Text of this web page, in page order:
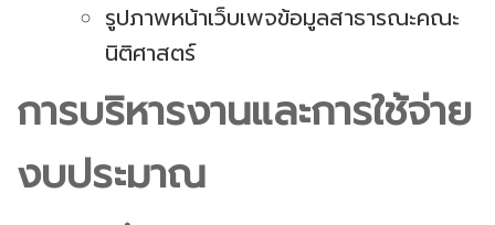
รูปภาพหน้าเว็บเพจข้อมูลสาธารณะคณะ
นิติศาสตร์
การบริหารงานและการใช้จ่าย
งบประมาณ